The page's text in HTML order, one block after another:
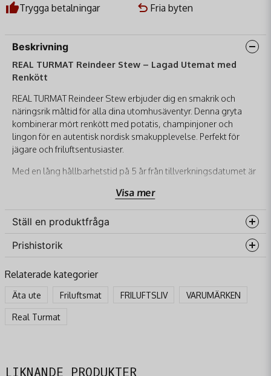
Trygga betalningar
Fria byten
Beskrivning
REAL TURMAT Reindeer Stew – Lagad Utemat med
Renkött
REAL TURMAT Reindeer Stew erbjuder dig en smakrik och
näringsrik måltid för alla dina utomhusäventyr. Denna gryta
kombinerar mört renkött med potatis, champinjoner och
lingon för en autentisk nordisk smakupplevelse. Perfekt för
jägare och friluftsentusiaster.
Med en lång hållbarhetstid på 5 år från tillverkningsdatumet är
spontana utflykter. REAL TURMAT är känd för sin höga kvalitet
och praktiska förpackningar som gör det enkelt att förbereda
en välsmakande måltid vart du än befinner dig.
Grytan är lätt att tillaga – tillsätt bara 3,5 dl hett vatten, rör om
och låt stå i 8 minuter. Innehållet i påsen räcker för att ge energi
och näring under en lång dag ute i naturen.
Egenskaper
Innehåller 14% renkött för rik smak
Specifikationer
Visa mer
Ställ en produktfråga
question
Fråga oss något om denna produkten...
name
Namn
Mejladress
Prishistorik
Relaterade kategorier
Äta ute Friluftsmat FRILUFTSLIV VARUMÄRKEN
Real Turmat
LIKNANDE PRODUKTER